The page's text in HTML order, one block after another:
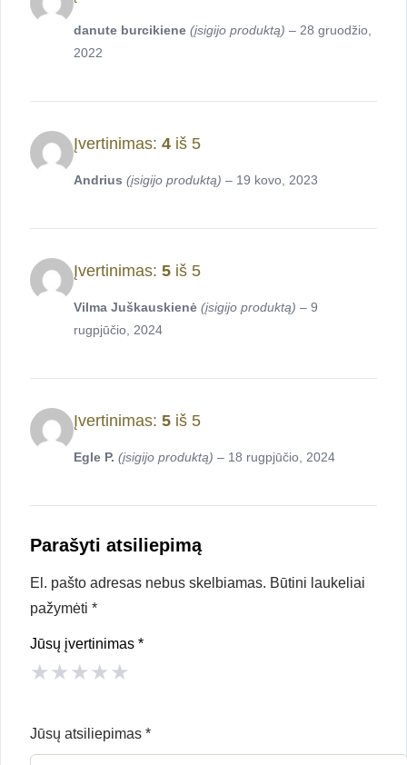
danute burcikiene (įsigijo produktą) – 28 gruodžio,
2022
Įvertinimas: 4 iš 5
Andrius (įsigijo produktą) – 19 kovo, 2023
Įvertinimas: 5 iš 5
Vilma Juškauskienė (įsigijo produktą) – 9
rugpjūčio, 2024
Įvertinimas: 5 iš 5
Egle P. (įsigijo produktą) – 18 rugpjūčio, 2024
Parašyti atsiliepimą
El. pašto adresas nebus skelbiamas. Būtini laukeliai
pažymėti *
Jūsų įvertinimas *
★★★★★
Jūsų atsiliepimas *